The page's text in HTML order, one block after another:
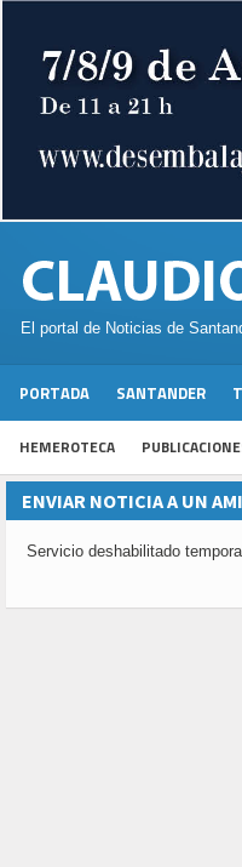
El portal de Noticias de
PORTADA SANTANDER
HEMEROTECA
ENVIAR NOTICIA A UN
Servicio deshabilitado